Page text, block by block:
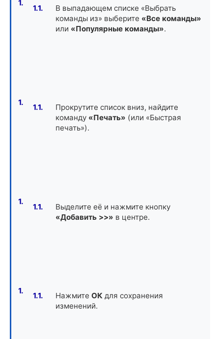
В выпадающем списке «Выбрать
команды из» выберите «Все команды»
или «Популярные команды».
Прокрутите список вниз, найдите
команду «Печать» (или «Быстрая
печать»).
Выделите её и нажмите кнопку
«Добавить >>» в центре.
Нажмите ОКдля сохранения
изменений.